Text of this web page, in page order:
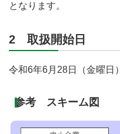
となります。
2 取扱開始日
令和6年6月28日（金曜日）
参考 スキーム図